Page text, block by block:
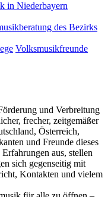
in Niederbayern
des Bezirks
Volksmusikfreunde
und Verbreitung
frecher, zeitgemäßer
Österreich,
und Freunde dieses
aus, stellen
sich gegenseitig mit
Kontakten und vielem